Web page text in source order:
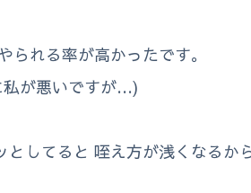
られる率が高かったです。
私が悪いですが…)
としてると 咥え方が浅くなるか